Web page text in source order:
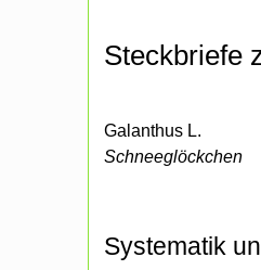
Steckbriefe
Galanthus L.
Schneeglöckchen
Systematik